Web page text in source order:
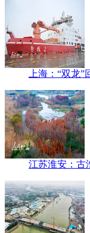
上海：“双龙”
江苏淮安：古